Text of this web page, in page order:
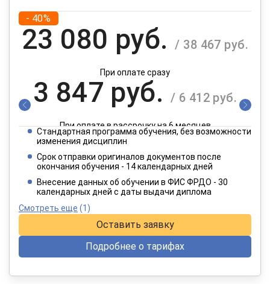
- 40%
23 080 руб. / 38 467 руб.
При оплате сразу
3 847 руб. / 6 412 руб.
При оплате в рассрочку на 6 месяцев
1 924 руб.
При оплате в рассрочку на 12 месяцев
Стандартная программа обучения, без возможности
изменения дисциплин
Срок отправки оригиналов документов после
окончания обучения - 14 календарных дней
Внесение данных об обучении в ФИС ФРДО - 30
календарных дней с даты выдачи диплома
Смотреть еще (1)
Оставить заявку
Подробнее о тарифах